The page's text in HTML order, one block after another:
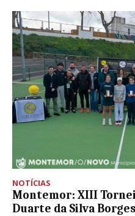
NOTÍCIAS
Montemor: XIII
Duarte da Silva Borges